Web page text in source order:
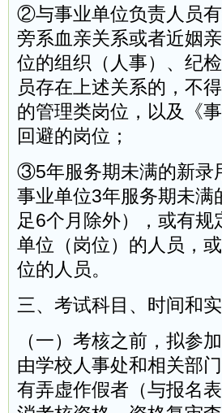
②与事业单位负责人员
旁系血亲关系或者近姻
位的组织（人事）、纪
员存在上述关系的，不
的管理类岗位，以及《
回避的岗位；
③5年服务期未满的新录
事业单位3年服务期未满
足6个月除外），或有
单位（岗位）的人员，
位的人员。
三、考试科目、时间和
（一）考核之前，拟参
由学校人事处和相关部
有弄虚作假者（与报名